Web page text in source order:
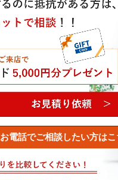
お電話でご相談したい方はこ